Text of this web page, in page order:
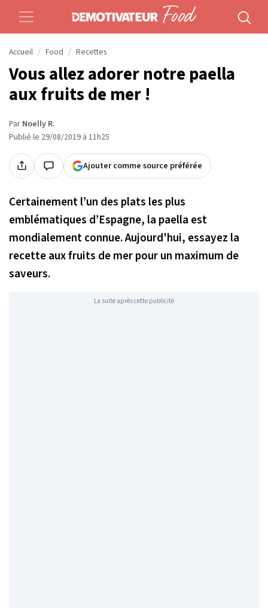
Accueil Food Recettes
Vous allez adorer notre paella
aux fruits de mer !
Par Noelly R.
Publié le 29/08/2019 à 11h25
Ajouter comme source préférée
Certainement l’un des plats les plus
emblématiques d’Espagne, la paella est
mondialement connue. Aujourd'hui, essayez la
recette aux fruits de mer pour un maximum de
saveurs.
La suite après cette publicité